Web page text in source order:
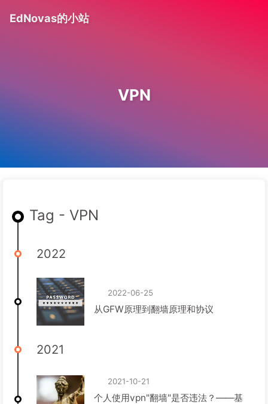
EdNovas的小站
VPN
Tag - VPN
2022
2022-06-25
从GFW原理到翻墙原理和协议
2021
2021-10-21
个人使用vpn"翻墙"是否违法？——基